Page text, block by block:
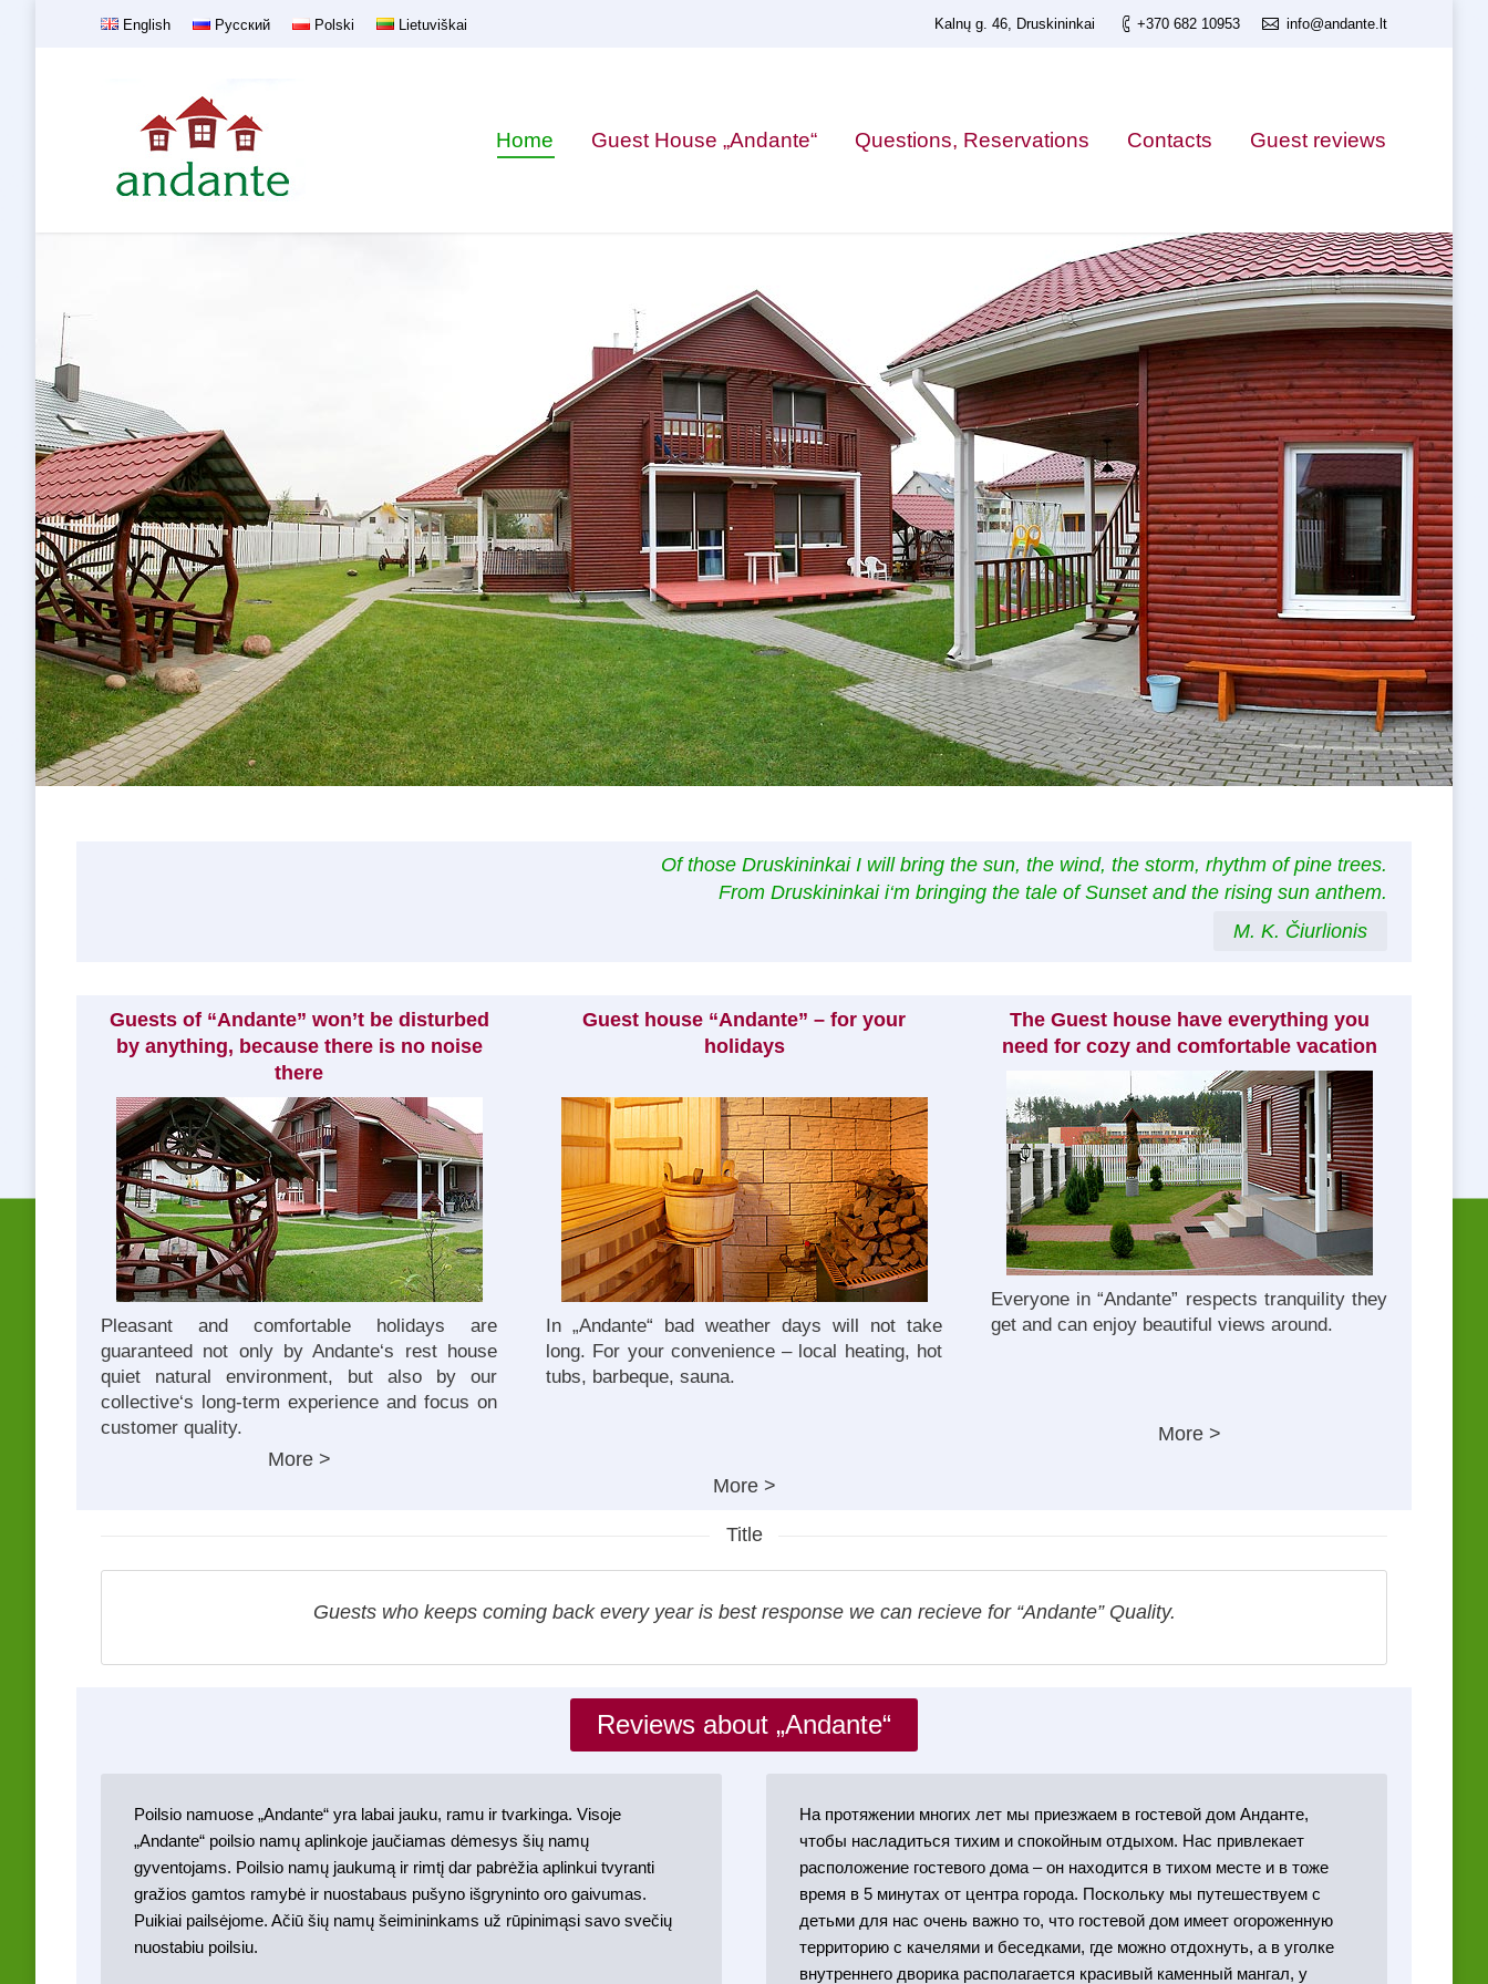
English Русский Polski Lietuviškai Kalnų g. 46, Druskininkai +370 682 10953 info@andante.lt
Home Guest House „Andante“ Questions, Reservations Contacts Guest reviews
Of those Druskininkai I will bring the sun, the wind, the storm, rhythm of pine trees.
From Druskininkai i‘m bringing the tale of Sunset and the rising sun anthem.
M. K. Čiurlionis
Guests of “Andante” won’t be disturbed
by anything, because there is no noise
there
Pleasant and comfortable holidays are
guaranteed not only by Andante‘s rest house
quiet natural environment, but also by our
collective‘s long-term experience and focus on
customer quality.
More >
Guest house “Andante” – for your
holidays
In „Andante“ bad weather days will not take
long. For your convenience – local heating, hot
tubs, barbeque, sauna.
More >
The Guest house have everything you
need for cozy and comfortable vacation
Everyone in “Andante” respects tranquility they
get and can enjoy beautiful views around.
More >
Title
Guests who keeps coming back every year is best response we can recieve for “Andante” Quality.
Reviews about „Andante“
Poilsio namuose „Andante“ yra labai jauku, ramu ir tvarkinga. Visoje
„Andante“ poilsio namų aplinkoje jaučiamas dėmesys šių namų
gyventojams. Poilsio namų jaukumą ir rimtį dar pabrėžia aplinkui tvyranti
gražios gamtos ramybė ir nuostabaus pušyno išgryninto oro gaivumas.
Puikiai pailsėjome. Ačiū šių namų šeimininkams už rūpinimąsi savo svečių
nuostabiu poilsiu.
На протяжении многих лет мы приезжаем в гостевой дом Анданте,
чтобы насладиться тихим и спокойным отдыхом. Нас привлекает
расположение гостевого дома – он находится в тихом месте и в тоже
время в 5 минутах от центра города. Поскольку мы путешествуем с
детьми для нас очень важно то, что гостевой дом имеет огороженную
территорию с качелями и беседками, где можно отдохнуть, а в уголке
внутреннего дворика располагается красивый каменный мангал, у